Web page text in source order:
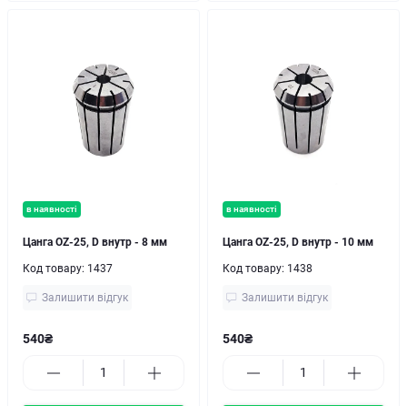
в наявності
Цанга OZ-25, D внутр - 8 мм
Код товару: 1437
Залишити відгук
540₴
в наявності
Цанга OZ-25, D внутр - 10 мм
Код товару: 1438
Залишити відгук
540₴